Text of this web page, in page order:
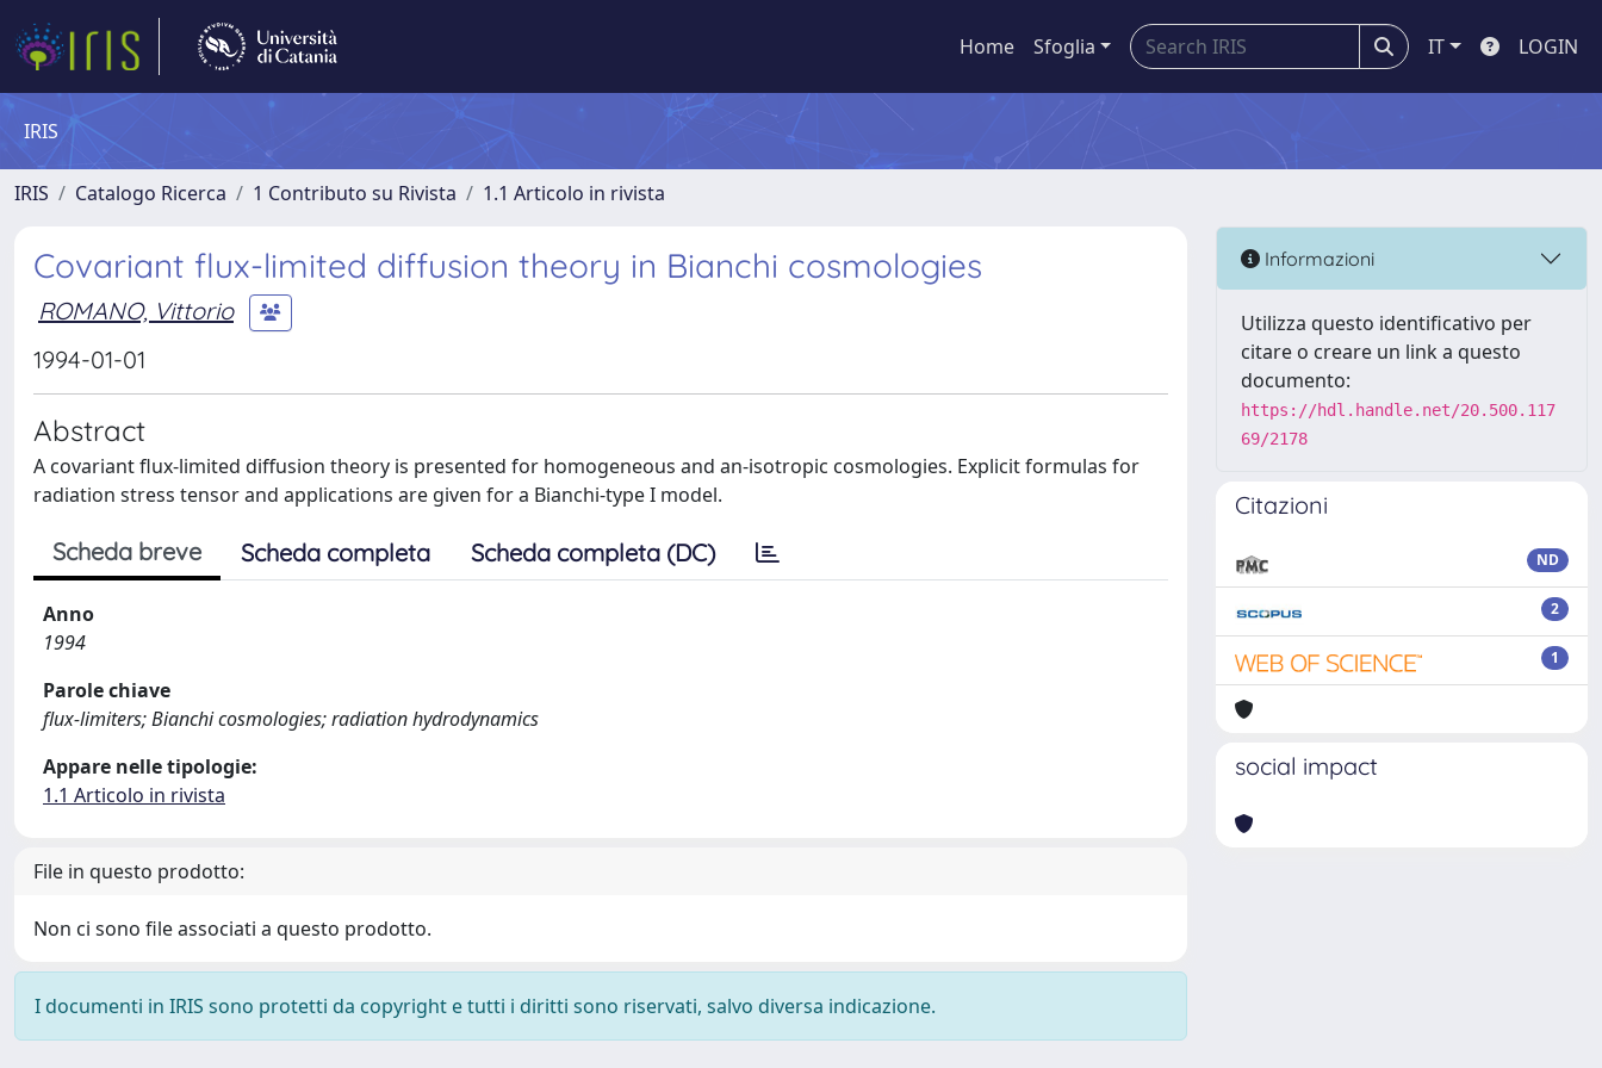
Home Sfoglia IT LOGIN
IRIS
IRIS Catalogo Ricerca 1 Contributo su Rivista 1.1 Articolo in rivista
Covariant flux-limited diffusion theory in Bianchi cosmologies
ROMANO, Vittorio
1994-01-01
Abstract
A covariant flux-limited diffusion theory is presented for homogeneous and an-isotropic cosmologies. Explicit formulas for
radiation stress tensor and applications are given for a Bianchi-type I model.
Scheda breve Scheda completa Scheda completa (DC)
Anno
1994
Parole chiave
flux-limiters; Bianchi cosmologies; radiation hydrodynamics
Appare nelle tipologie:
1.1 Articolo in rivista
File in questo prodotto:
Non ci sono file associati a questo prodotto.
I documenti in IRIS sono protetti da copyright e tutti i diritti sono riservati, salvo diversa indicazione.
Informazioni
Utilizza questo identificativo per
citare o creare un link a questo
documento:
https://hdl.handle.net/20.500.117
69/2178
Citazioni
ND
2
1
social impact